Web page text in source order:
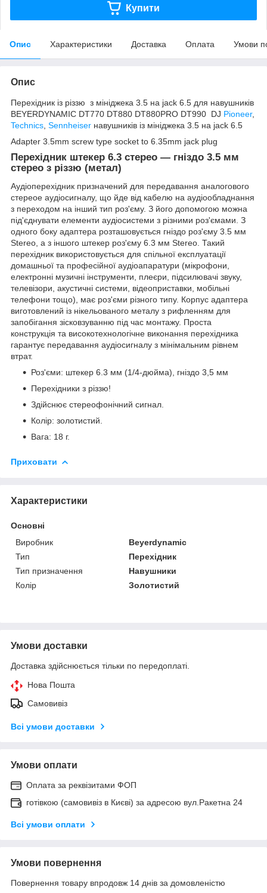
Купити
Опис Характеристики Доставка Оплата Умови
Опис
Перехідник із різзю з мініджека 3.5 на jack 6.5 для навушників
BEYERDYNAMIC DT770 DT880 DT880PRO DT990 DJ Pioneer,
Technics Sennheiser навушників із мініджека 3.5 на jack 6.5
Adapter 3.5mm screw type socket to 6.35mm jack plug
Перехідник штекер 6.3 стерео — гніздо 3.5 мм
стерео з різзю (метал)
Аудіоперехідник призначений для передавання аналогового
стереое аудіосигналу, що йде від кабелю на аудіообладнання
з переходом на інший тип роз'єму. З його допомогою можна
під'єднувати елементи аудіосистеми з різними роз'ємами. З
одного боку адаптера розташовується гніздо роз'єму 3.5 мм
Stereo, а з іншого штекер роз'єму 6.3 мм Stereo. Такий
перехідник використовується для спільної експлуатації
домашньої та професійної аудіоапаратури (мікрофони,
електронні музичні інструменти, плеєри, підсилювачі звуку,
телевізори, акустичні системи, відеоприставки, мобільні
телефони тощо), має роз'єми різного типу. Корпус адаптера
виготовлений із нікельованого металу з рифленням для
запобігання зісковзуванню під час монтажу. Проста
конструкція та високотехнологічне виконання перехідника
гарантує передавання аудіосигналу з мінімальним рівнем
втрат.
Роз'єми: штекер 6.3 мм (1/4-дюйма), гніздо 3,5 мм
Перехідники з різзю!
Здійснює стереофонічний сигнал.
Колір: золотистий.
Вага: 18 г.
Приховати
Характеристики
Основні
Виробник
Beyerdynamic
Тип
Перехідник
Тип призначення
Навушники
Колір
Золотистий
Умови доставки
Доставка здійснюється тільки по передоплаті.
Нова Пошта
Самовивіз
Всі умови доставки
Умови оплати
Оплата за реквізитами ФОП
готівкою (самовивіз в Києві) за адресою вул.Ракетна 24
Всі умови оплати
Умови повернення
Повернення товару впродовж 14 днів за домовленістю